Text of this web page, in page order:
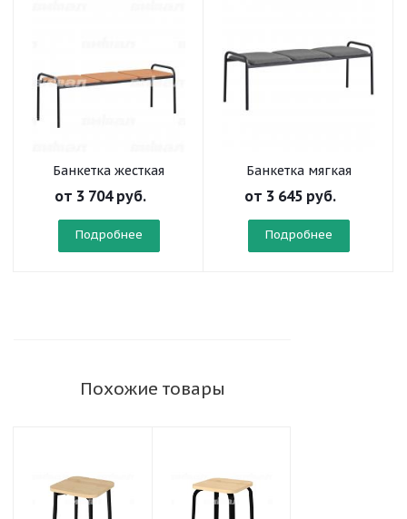
Банкетка жесткая
от 3 704 руб.
Подробнее
Банкетка мягкая
от 3 645 руб.
Подробнее
Похожие товары